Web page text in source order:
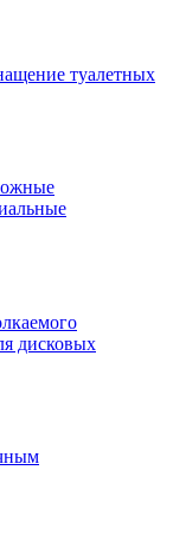
туалетных
дисковых